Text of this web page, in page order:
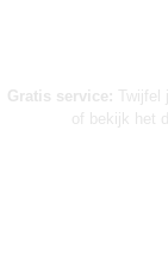
Gratis service: Twijfel
of bekijk het